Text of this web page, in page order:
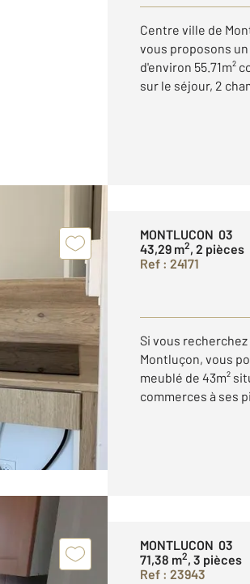
Centre ville de
vous proposons
d'environ 55.71m²
sur le séjour, 2
MONTLUCON 03
43,29 m2, 2 pièces
Ref : 24171
Si vous
Montluçon, vous
meublé de 43m²
commerces à ses
MONTLUCON 03
71,38 m2, 3 pièces
Ref : 23943